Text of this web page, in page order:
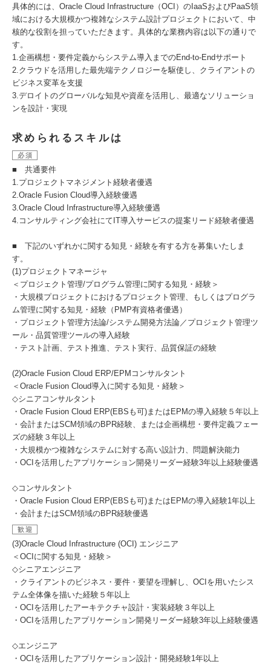
具体的には、Oracle Cloud Infrastructure（OCI）のIaaSおよびPaaS領
域における大規模かつ複雑なシステム設計プロジェクトにおいて、中
核的な役割を担っていただきます。具体的な業務内容は以下の通りで
す。
1.企画構想・要件定義からシステム導入までのEnd-to-Endサポート
2.クラウドを活用した最先端テクノロジーを駆使し、クライアントの
ビジネス変革を支援
3.デロイトのグローバルな知見や資産を活用し、最適なソリューショ
ンを設計・実現
求められるスキルは
必須
■ 共通要件
1.プロジェクトマネジメント経験者優遇
2.Oracle Fusion Cloud導入経験優遇
3.Oracle Cloud Infrastructure導入経験優遇
4.コンサルティング会社にてIT導入サービスの提案リード経験者優遇
■ 下記のいずれかに関する知見・経験を有する方を募集いたしま
す。
(1)プロジェクトマネージャ
＜プロジェクト管理/プログラム管理に関する知見・経験＞
・大規模プロジェクトにおけるプロジェクト管理、もしくはプログラ
ム管理に関する知見・経験（PMP有資格者優遇）
・プロジェクト管理方法論/システム開発方法論／プロジェクト管理ツ
ール・品質管理ツールの導入経験
・テスト計画、テスト推進、テスト実行、品質保証の経験
(2)Oracle Fusion Cloud ERP/EPMコンサルタント
＜Oracle Fusion Cloud導入に関する知見・経験＞
◇シニアコンサルタント
・Oracle Fusion Cloud ERP(EBSも可)またはEPMの導入経験５年以上
・会計またはSCM領域のBPR経験、または企画構想・要件定義フェー
ズの経験３年以上
・大規模かつ複雑なシステムに対する高い設計力、問題解決能力
・OCIを活用したアプリケーション開発リーダー経験3年以上経験優遇
◇コンサルタント
・Oracle Fusion Cloud ERP(EBSも可)またはEPMの導入経験1年以上
・会計またはSCM領域のBPR経験優遇
歓迎
(3)Oracle Cloud Infrastructure (OCI) エンジニア
＜OCIに関する知見・経験＞
◇シニアエンジニア
・クライアントのビジネス・要件・要望を理解し、OCIを用いたシス
テム全体像を描いた経験５年以上
・OCIを活用したアーキテクチャ設計・実装経験３年以上
・OCIを活用したアプリケーション開発リーダー経験3年以上経験優遇
◇エンジニア
・OCIを活用したアプリケーション設計・開発経験1年以上